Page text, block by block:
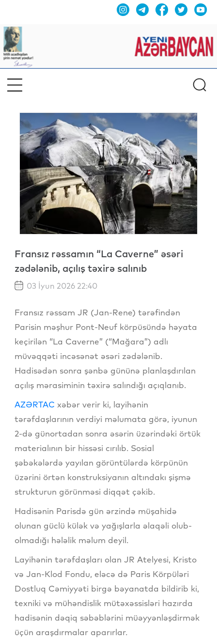
Fransız rəssamın “La Caverne” əsəri
zədələnib, açılış təxirə salınıb
03 İyun 2026 22:40
Fransız rəssam JR (Jan-Rene) tərəfindən
Parisin məşhur Pont-Neuf körpüsündə həyata
keçirilən “La Caverne” (“Mağara”) adlı
müvəqqəti incəsənət əsəri zədələnib.
Hadisədən sonra şənbə gününə planlaşdırılan
açılış mərasiminin təxirə salındığı açıqlanıb.
AZƏRTAC xəbər verir ki, layihənin
tərəfdaşlarının verdiyi məlumata görə, iyunun
2-də günortadan sonra əsərin üzərindəki örtük
materialının bir hissəsi cırılıb. Sosial
şəbəkələrdə yayılan görüntülərdə körpünün
üzərini örtən konstruksiyanın altındakı şişmə
strukturun görünməsi diqqət çəkib.
Hadisənin Parisdə gün ərzində müşahidə
olunan güclü külək və yağışlarla əlaqəli olub-
olmadığı hələlik məlum deyil.
Layihənin tərəfdaşları olan JR Atelyesi, Kristo
və Jan-Klod Fondu, eləcə də Paris Körpüləri
Dostluq Cəmiyyəti birgə bəyanatda bildirib ki,
texniki və mühəndislik mütəxəssisləri hazırda
hadisənin dəqiq səbəblərini müəyyənləşdirmək
üçün araşdırmalar aparırlar.